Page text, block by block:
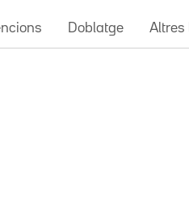
Doblatge Altres